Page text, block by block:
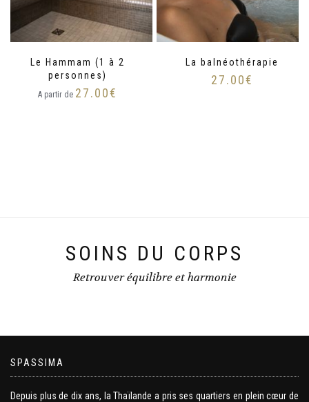
Le Hammam (1 à 2
personnes)
A partir de 27.00€
La balnéothérapie
27.00€
SOINS DU CORPS
Retrouver équilibre et harmonie
SPASSIMA
Depuis plus de dix ans, la Thaïlande a pris ses quartiers en plein cœur de